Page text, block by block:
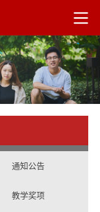
通知公告
教学奖项